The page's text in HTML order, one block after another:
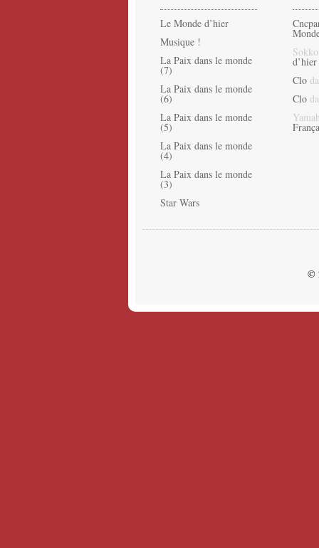
Le Monde d’hier
Musique !
La Paix dans le monde
(7)
La Paix dans le monde
(6)
La Paix dans le monde
(5)
La Paix dans le monde
(4)
La Paix dans le monde
(3)
Star Wars
Sokko
d’hier
Clo
Clo
©